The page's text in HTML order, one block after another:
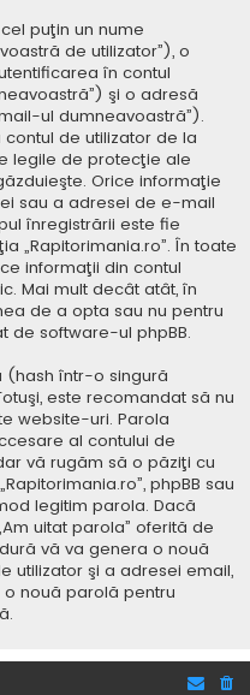
puţin un nume
de utilizator”), o
în contul
şi o adresă
ul dumneavoastră”).
de utilizator de la
legile de protecţie ale
Orice informaţie
sau a adresei de e-mail
înregistrării este fie
„Rapitorimania.ro”. În toate
informaţii din contul
Mai mult decât atât, în
de a opta sau nu pentru
de software-ul phpBB.
(hash într-o singură
este recomandat să nu
website-uri. Parola
al contului de
vă rugăm să o păziţi cu
phpBB sau
legitim parola. Dacă
uitat parola” oferită de
vă va genera o nouă
utilizator şi a adresei email,
nouă parolă pentru